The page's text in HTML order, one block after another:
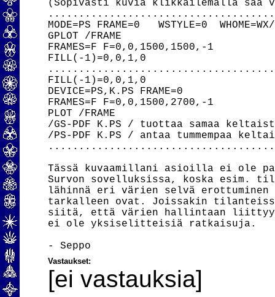
(Sopivasti kuvia klikkailemalla
MODE=PS FRAME=0   WSTYLE=0
GPLOT /FRAME
FRAMES=F F=0,0,1500,1500,-1
FILL(-1)=0,0,1,0
FILL(-1)=0,0,1,0
DEVICE=PS,K.PS FRAME=0
FRAMES=F F=0,0,1500,2700,-1
PLOT /FRAME
/GS-PDF K.PS / tuottaa samaa
/PS-PDF K.PS / antaa tummempaa
Tässä kuvaamillani asioilla ei ole
Survon sovelluksissa, koska esim.
lähinnä eri värien selvä
tarkalleen ovat. Joissakin
siitä, että värien hallintaan liittyy
ei ole yksiselitteisiä ratkaisuja.
Vastaukset:
[ei vastauksia]